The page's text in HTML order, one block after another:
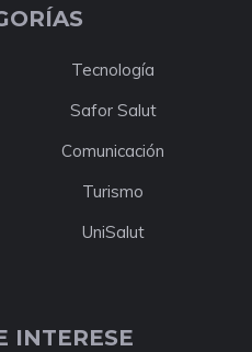
Tecnología
Safor Salut
Comunicación
Turismo
UniSalut
INTERESE